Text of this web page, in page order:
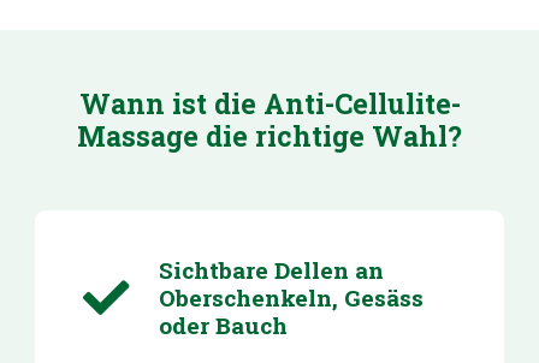
Wann ist die Anti-Cellulite-
Massage die richtige Wahl?
Sichtbare Dellen an
Oberschenkeln, Gesäss
oder Bauch